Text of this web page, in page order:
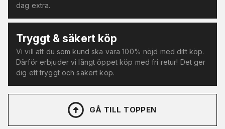
dag extra.
Tryggt & säkert köp
Vi vill att du som kund ska vara 100% nöjd med ditt köp.
Därför erbjuder vi långt öppet köp med fri retur! Det ger
dig ett tryggt och säkert köp.
GÅ TILL TOPPEN